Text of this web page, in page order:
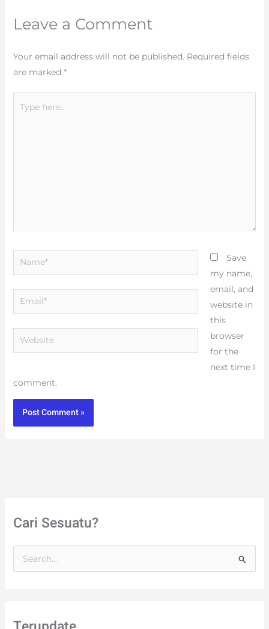
Leave a Comment
Your email address will not be published. Required fields
are marked *
here..
Name*
Email*
Website
Save
my name,
email, and
website in
this
browser
for the
next time I
comment.
Cari Sesuatu?